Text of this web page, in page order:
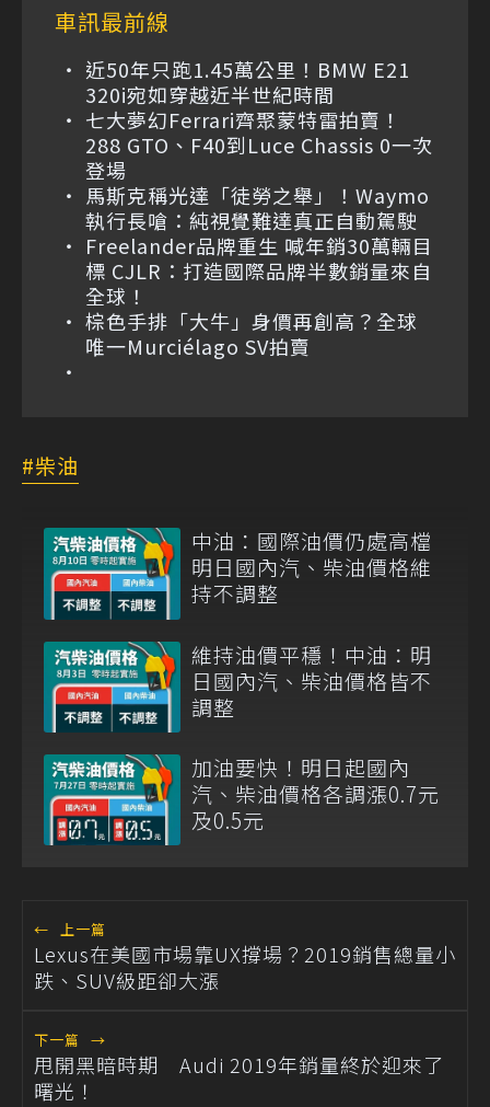
車訊最前線
近50年只跑1.45萬公里！BMW E21
320i宛如穿越近半世紀時間
七大夢幻Ferrari齊聚蒙特雷拍賣！
288 GTO、F40到Luce Chassis 0一次
登場
馬斯克稱光達「徒勞之舉」！Waymo
執行長嗆：純視覺難達真正自動駕駛
Freelander品牌重生 喊年銷30萬輛目
標 CJLR：打造國際品牌半數銷量來自
全球！
棕色手排「大牛」身價再創高？全球
唯一Murciélago SV拍賣
柴油
中油：國際油價仍處高檔
明日國內汽、柴油價格維
持不調整
維持油價平穩！中油：明
日國內汽、柴油價格皆不
調整
加油要快！明日起國內
汽、柴油價格各調漲0.7元
及0.5元
← 上一篇
Lexus在美國市場靠UX撐場？2019銷售總量小
跌、SUV級距卻大漲
下一篇 →
甩開黑暗時期 Audi 2019年銷量終於迎來了
曙光！